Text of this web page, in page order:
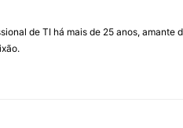
de TI há mais de 25 anos,